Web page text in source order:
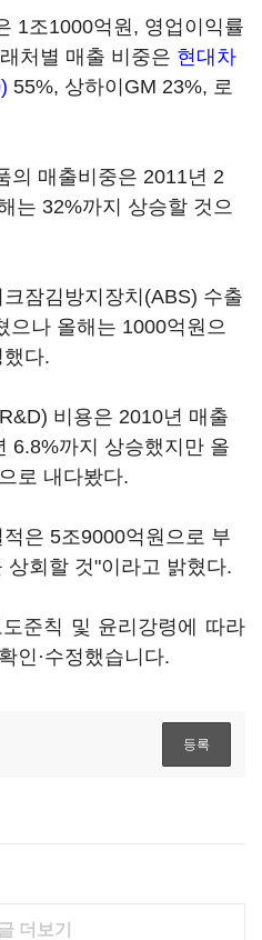
1조1000억원, 영업이익률
처별 매출 비중은 현대차
55%, 상하이GM 23%, 로
의 매출비중은 2011년 2
는 32%까지 상승할 것으
잠김방지장치(ABS) 수출
으나 올해는 1000억원으
다.
비용은 2010년 매출
6.8%까지 상승했지만 올
로 내다봤다.
은 5조9000억원으로 부
회할 것"이라고 밝혔다.
준칙 및 윤리강령에 따라
인·수정했습니다.
더보기